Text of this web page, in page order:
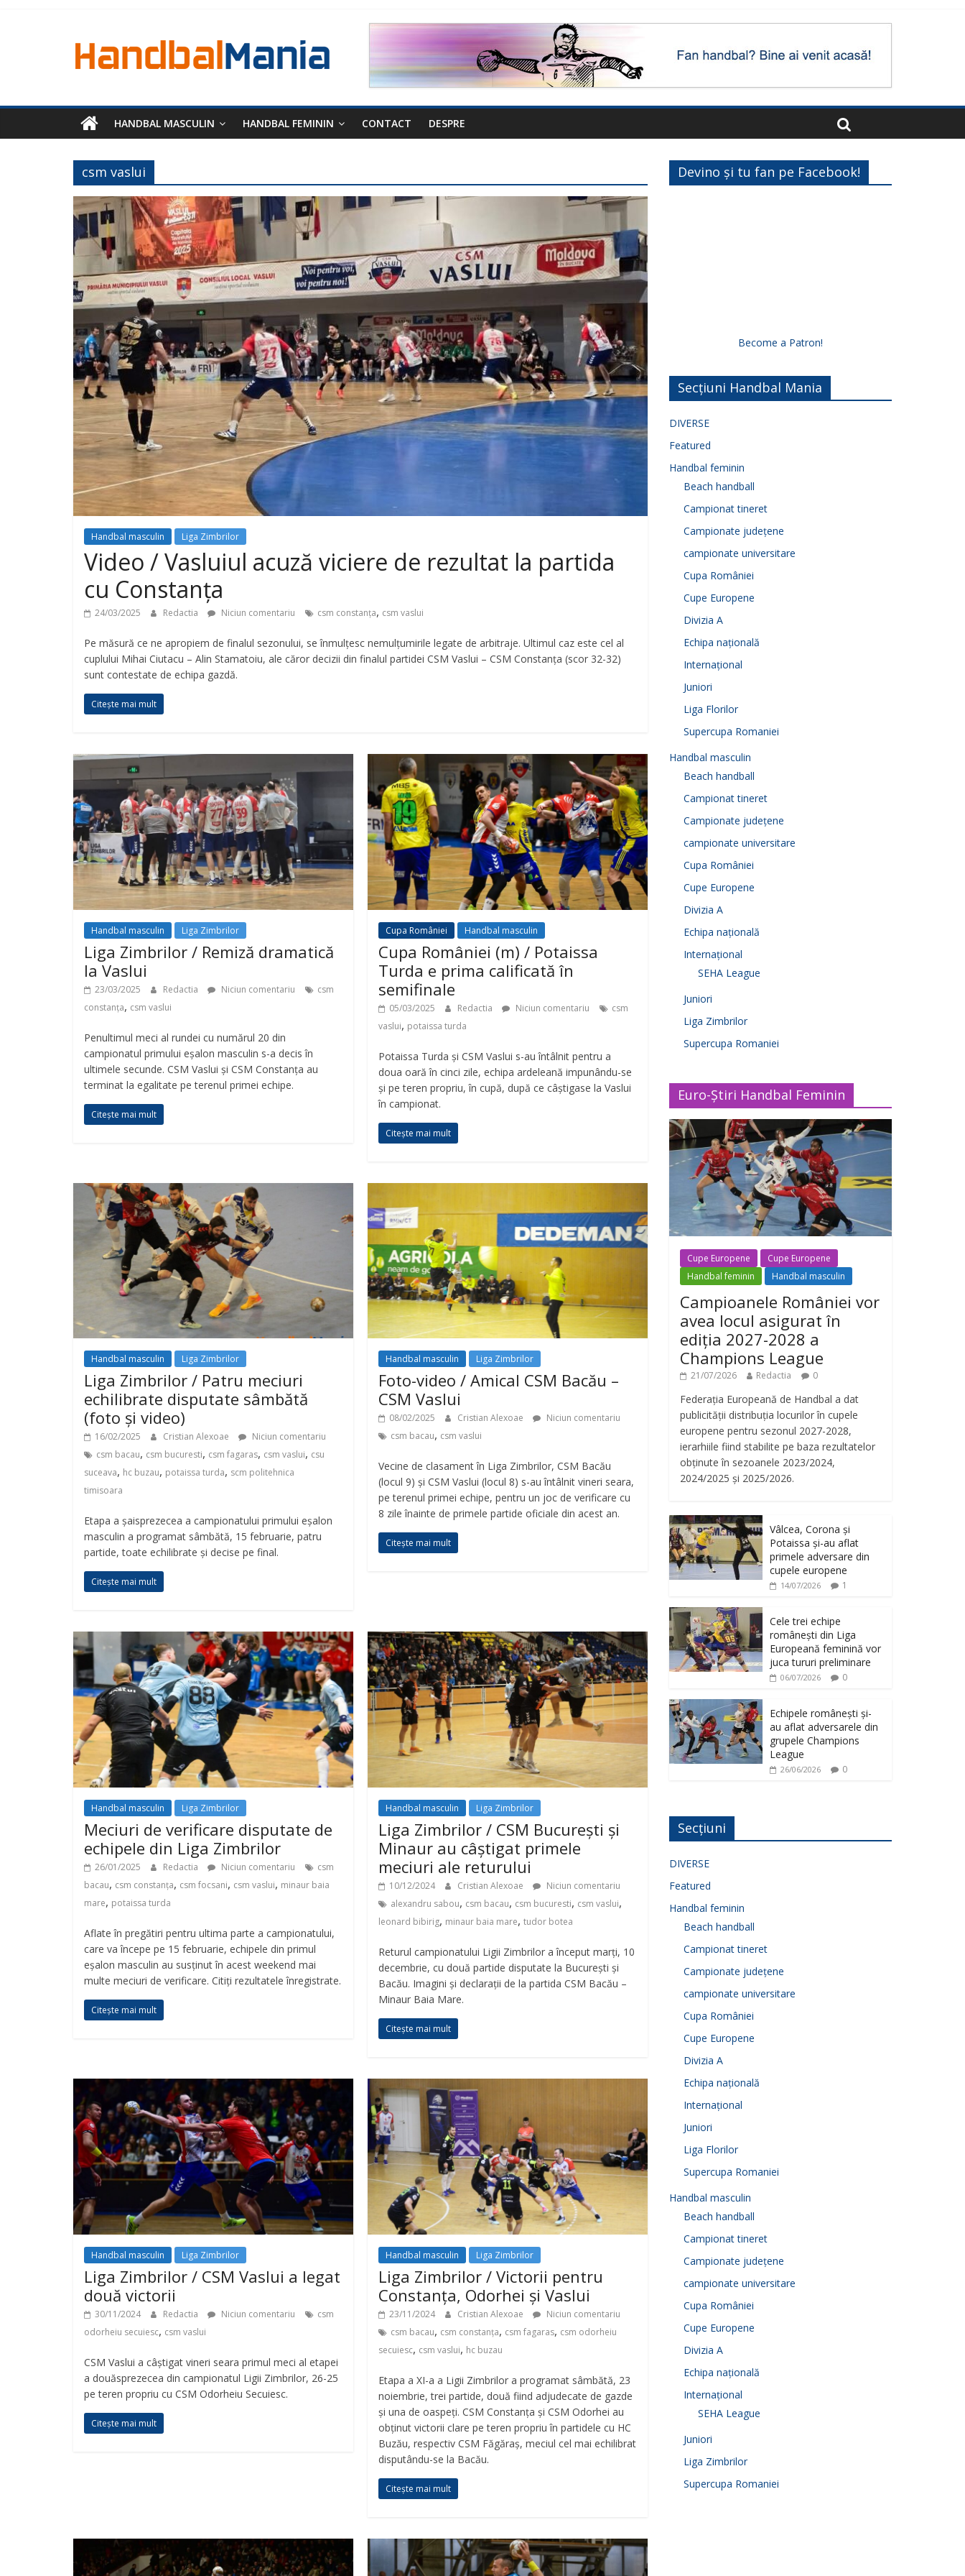
HANDBAL MASCULIN HANDBAL FEMININ CONTACT DESPRE
csm vaslui
Handbal masculin Liga Zimbrilor
Video / Vasluiul acuză viciere de rezultat la partida
cu Constanța
24/03/2025 Redactia Niciun comentariu csm constanța, csm vaslui
Pe măsură ce ne apropiem de finalul sezonului, se înmulțesc nemulțumirile legate de arbitraje. Ultimul caz este cel al
cuplului Mihai Ciutacu – Alin Stamatoiu, ale căror decizii din finalul partidei CSM Vaslui – CSM Constanța (scor 32-32)
sunt contestate de echipa gazdă.
Citește mai mult
Handbal masculin Liga Zimbrilor
Liga Zimbrilor / Remiză dramatică
la Vaslui
23/03/2025 Redactia Niciun comentariu
csm
constanța, csm vaslui
Penultimul meci al rundei cu numărul 20 din
campionatul primului eșalon masculin s-a decis în
ultimele secunde. CSM Vaslui și CSM Constanța au
terminat la egalitate pe terenul primei echipe.
Citește mai mult
Cupa României Handbal masculin
Cupa României (m) / Potaissa
Turda e prima calificată în
semifinale
05/03/2025 Redactia Niciun comentariu
csm
vaslui, potaissa turda
Potaissa Turda și CSM Vaslui s-au întâlnit pentru a
doua oară în cinci zile, echipa ardeleană impunându-se
și pe teren propriu, în cupă, după ce câștigase la Vaslui
în campionat.
Citește mai mult
Handbal masculin Liga Zimbrilor
Liga Zimbrilor / Patru meciuri
echilibrate disputate sâmbătă
(foto și video)
16/02/2025 Cristian Alexoae
Niciun comentariu
csm bacau, csm bucuresti, csm fagaras, csm vaslui, csu
suceava, hc buzau, potaissa turda, scm politehnica
timisoara
Etapa a șaisprezecea a campionatului primului eșalon
masculin a programat sâmbătă, 15 februarie, patru
partide, toate echilibrate și decise pe final.
Citește mai mult
Handbal masculin Liga Zimbrilor
Foto-video / Amical CSM Bacău –
CSM Vaslui
08/02/2025 Cristian Alexoae
Niciun comentariu
csm bacau, csm vaslui
Vecine de clasament în Liga Zimbrilor, CSM Bacău
(locul 9) și CSM Vaslui (locul 8) s-au întâlnit vineri seara,
pe terenul primei echipe, pentru un joc de verificare cu
8 zile înainte de primele partide oficiale din acest an.
Citește mai mult
Handbal masculin Liga Zimbrilor
Meciuri de verificare disputate de
echipele din Liga Zimbrilor
26/01/2025 Redactia Niciun comentariu
csm
bacau, csm constanța, csm focsani, csm vaslui, minaur baia
mare, potaissa turda
Aflate în pregătiri pentru ultima parte a campionatului,
care va începe pe 15 februarie, echipele din primul
eșalon masculin au susținut în acest weekend mai
multe meciuri de verificare. Citiți rezultatele înregistrate.
Citește mai mult
Handbal masculin Liga Zimbrilor
Liga Zimbrilor / CSM București și
Minaur au câștigat primele
meciuri ale returului
10/12/2024 Cristian Alexoae
Niciun comentariu
alexandru sabou, csm bacau, csm bucuresti, csm vaslui,
leonard bibirig, minaur baia mare,tudor botea
Returul campionatului Ligii Zimbrilor a început marți, 10
decembrie, cu două partide disputate la București și
Bacău. Imagini și declarații de la partida CSM Bacău –
Minaur Baia Mare.
Citește mai mult
Handbal masculin Liga Zimbrilor
Liga Zimbrilor / CSM Vaslui a legat
două victorii
30/11/2024 Redactia Niciun comentariu
csm
odorheiu secuiesc, csm vaslui
CSM Vaslui a câștigat vineri seara primul meci al etapei
a douăsprezecea din campionatul Ligii Zimbrilor, 26-25
pe teren propriu cu CSM Odorheiu Secuiesc.
Citește mai mult
Handbal masculin Liga Zimbrilor
Liga Zimbrilor / Victorii pentru
Constanța, Odorhei și Vaslui
23/11/2024 Cristian Alexoae
Niciun comentariu
csm bacau, csm constanța, csm fagaras, csm odorheiu
secuiesc, csm vaslui, hc buzau
Etapa a XI-a a Ligii Zimbrilor a programat sâmbătă, 23
noiembrie, trei partide, două fiind adjudecate de gazde
și una de oaspeți. CSM Constanța și CSM Odorhei au
obținut victorii clare pe teren propriu în partidele cu HC
Buzău, respectiv CSM Făgăraș, meciul cel mai echilibrat
disputându-se la Bacău.
Citește mai mult
Devino și tu fan pe Facebook!
Become a Patron!
Secțiuni Handbal Mania
DIVERSE
Featured
Handbal feminin
Beach handball
Campionat tineret
Campionate județene
campionate universitare
Cupa României
Cupe Europene
Divizia A
Echipa națională
Internațional
Juniori
Liga Florilor
Supercupa Romaniei
Handbal masculin
Beach handball
Campionat tineret
Campionate județene
campionate universitare
Cupa României
Cupe Europene
Divizia A
Echipa națională
Internațional
SEHA League
Juniori
Liga Zimbrilor
Supercupa Romaniei
Euro-Știri Handbal Feminin
Cupe Europene
Cupe Europene
Handbal feminin
Handbal masculin
Campioanele României vor
avea locul asigurat în
ediția 2027-2028 a
Champions League
21/07/2026 Redactia 0
Federația Europeană de Handbal a dat
publicității distribuția locurilor în cupele
europene pentru sezonul 2027-2028,
ierarhiile fiind stabilite pe baza rezultatelor
obținute în sezoanele 2023/2024,
2024/2025 și 2025/2026.
Vâlcea, Corona și
Potaissa și-au aflat
primele adversare din
cupele europene
14/07/2026 1
Cele trei echipe
românești din Liga
Europeană feminină vor
juca tururi preliminare
06/07/2026 0
Echipele românești și-
au aflat adversarele din
grupele Champions
League
26/06/2026 0
Secțiuni
DIVERSE
Featured
Handbal feminin
Beach handball
Campionat tineret
Campionate județene
campionate universitare
Cupa României
Cupe Europene
Divizia A
Echipa națională
Internațional
Juniori
Liga Florilor
Supercupa Romaniei
Handbal masculin
Beach handball
Campionat tineret
Campionate județene
campionate universitare
Cupa României
Cupe Europene
Divizia A
Echipa națională
Internațional
SEHA League
Juniori
Liga Zimbrilor
Supercupa Romaniei